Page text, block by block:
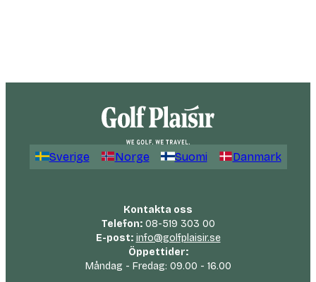
Sverige Norge Suomi Danmark
Kontakta oss
Telefon:08-519 303 00
E-post: info@golfplaisir.se
Öppettider:
Måndag - Fredag: 09.00 - 16.00